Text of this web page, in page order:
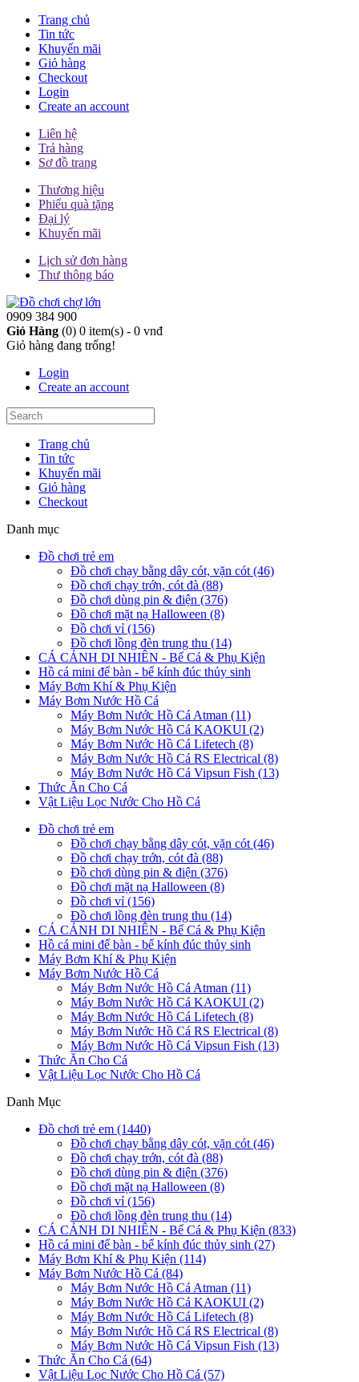
Trang chủ
Tin tức
Khuyến mãi
Giỏ hàng
Checkout
Login
Create an account
Liên hệ
Trả hàng
Sơ đồ trang
Thương hiệu
Phiếu quà tặng
Đại lý
Khuyến mãi
Lịch sử đơn hàng
Thư thông báo
0909 384 900
Giỏ Hàng (0) 0 item(s) - 0 vnđ
Giỏ hàng đang trống!
Login
Create an account
Trang chủ
Tin tức
Khuyến mãi
Giỏ hàng
Checkout
Danh mục
Đồ chơi trẻ em
Đồ chơi chạy bằng dây cót, vặn cót (46)
Đồ chơi chạy trớn, cót đà (88)
Đồ chơi dùng pin & điện (376)
Đồ chơi mặt nạ Halloween (8)
Đồ chơi vỉ (156)
Đồ chơi lồng đèn trung thu (14)
CÁ CẢNH DI NHIÊN - Bể Cá & Phụ Kiện
Hồ cá mini để bàn - bể kính đúc thủy sinh
Máy Bơm Khí & Phụ Kiện
Máy Bơm Nước Hồ Cá
Máy Bơm Nước Hồ Cá Atman (11)
Máy Bơm Nước Hồ Cá KAOKUI (2)
Máy Bơm Nước Hồ Cá Lifetech (8)
Máy Bơm Nước Hồ Cá RS Electrical (8)
Máy Bơm Nước Hồ Cá Vipsun Fish (13)
Thức Ăn Cho Cá
Vật Liệu Lọc Nước Cho Hồ Cá
Đồ chơi trẻ em
Đồ chơi chạy bằng dây cót, vặn cót (46)
Đồ chơi chạy trớn, cót đà (88)
Đồ chơi dùng pin & điện (376)
Đồ chơi mặt nạ Halloween (8)
Đồ chơi vỉ (156)
Đồ chơi lồng đèn trung thu (14)
CÁ CẢNH DI NHIÊN - Bể Cá & Phụ Kiện
Hồ cá mini để bàn - bể kính đúc thủy sinh
Máy Bơm Khí & Phụ Kiện
Máy Bơm Nước Hồ Cá
Máy Bơm Nước Hồ Cá Atman (11)
Máy Bơm Nước Hồ Cá KAOKUI (2)
Máy Bơm Nước Hồ Cá Lifetech (8)
Máy Bơm Nước Hồ Cá RS Electrical (8)
Máy Bơm Nước Hồ Cá Vipsun Fish (13)
Thức Ăn Cho Cá
Vật Liệu Lọc Nước Cho Hồ Cá
Danh Mục
Đồ chơi trẻ em (1440)
Đồ chơi chạy bằng dây cót, vặn cót (46)
Đồ chơi chạy trớn, cót đà (88)
Đồ chơi dùng pin & điện (376)
Đồ chơi mặt nạ Halloween (8)
Đồ chơi vỉ (156)
Đồ chơi lồng đèn trung thu (14)
CÁ CẢNH DI NHIÊN - Bể Cá & Phụ Kiện (833)
Hồ cá mini để bàn - bể kính đúc thủy sinh (27)
Máy Bơm Khí & Phụ Kiện (114)
Máy Bơm Nước Hồ Cá (84)
Máy Bơm Nước Hồ Cá Atman (11)
Máy Bơm Nước Hồ Cá KAOKUI (2)
Máy Bơm Nước Hồ Cá Lifetech (8)
Máy Bơm Nước Hồ Cá RS Electrical (8)
Máy Bơm Nước Hồ Cá Vipsun Fish (13)
Thức Ăn Cho Cá (64)
Vật Liệu Lọc Nước Cho Hồ Cá (57)